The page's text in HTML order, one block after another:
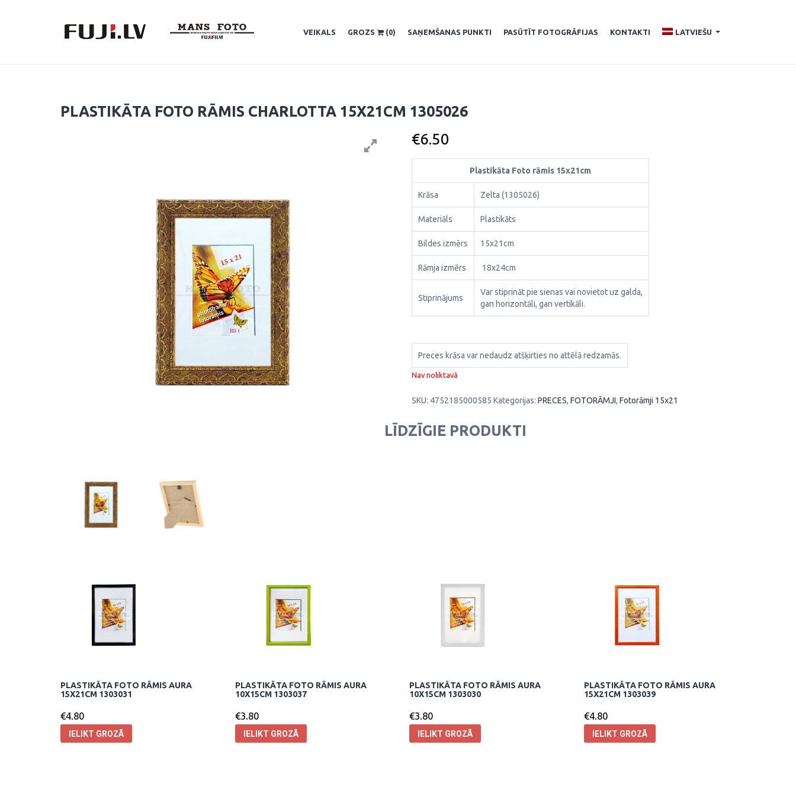
VEIKALS GROZS (0) SAŅEMŠANAS PUNKTI PASŪTĪT FOTOGRĀFIJAS KONTAKTI
LATVIEŠU
PLASTIKĀTA FOTO RĀMIS CHARLOTTA 15X21CM 1305026
€6.50
Plastikāta Foto rāmis 15x21cm
Krāsa Zelta (1305026)
Materiāls Plastikāts
Bildes izmērs 15x21cm
Rāmja izmērs 18x24cm
Stiprinājums
Var stiprināt pie sienas vai novietot uz galda,
gan horizontāli, gan vertikāli.
Preces krāsa var nedaudz atšķirties no attēlā redzamās.
Nav noliktavā
SKU: 4752185000585 Kategorijas: PRECES, FOTORĀMJI, Fotorāmji 15x21
LĪDZĪGIE PRODUKTI
PLASTIKĀTA FOTO RĀMIS AURA
15X21CM 1303031
€4.80
IELIKT GROZĀ
PLASTIKĀTA FOTO RĀMIS AURA
10X15CM 1303037
€3.80
IELIKT GROZĀ
PLASTIKĀTA FOTO RĀMIS AURA
10X15CM 1303030
€3.80
IELIKT GROZĀ
PLASTIKĀTA FOTO RĀMIS AURA
15X21CM 1303039
€4.80
IELIKT GROZĀ